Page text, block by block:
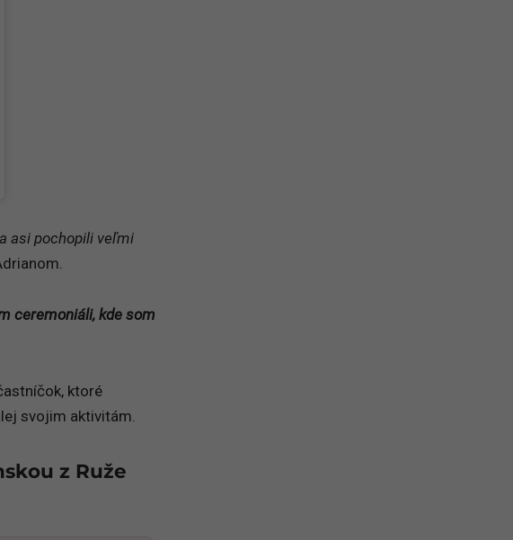
asi pochopili veľmi
ceremoniáli, kde som
ktoré
svojim aktivitám.
z Ruže